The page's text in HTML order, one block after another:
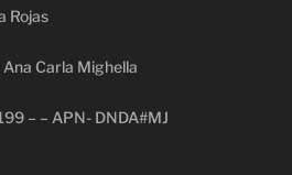
Rojas
Carla Mighella
– – APN- DNDA#MJ